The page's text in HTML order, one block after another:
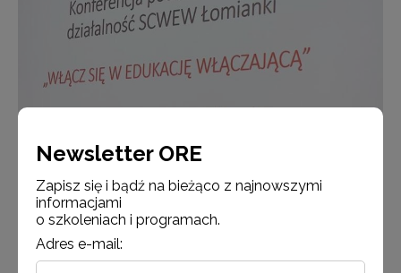
Newsletter ORE
Zapisz się i bądź na bieżąco z najnowszymi
informacjami
o szkoleniach i programach.
Adres e-mail: